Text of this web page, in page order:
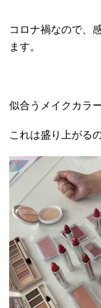
コロナ禍なので、
ます。
似合うメイクカラ
これは盛り上がる